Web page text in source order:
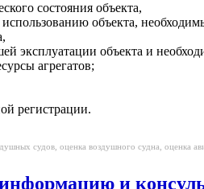
состояния объекта,
объекта,
эксплуатации объекта и
агрегатов;
регистрации.
судов, оценка воздушного судна, оценка
и